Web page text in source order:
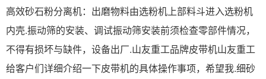
高效砂石粉分离机：出磨物料由选粉机上部料斗进入选粉机
内壳.振动筛的安装、调试振动筛安装前须检查零部件情况，
不得有损坏与缺件，设备出厂.山友重工品牌皮带机山友重工
给客户们详细介绍一下皮带机的具体操作事项，希望我.细砂